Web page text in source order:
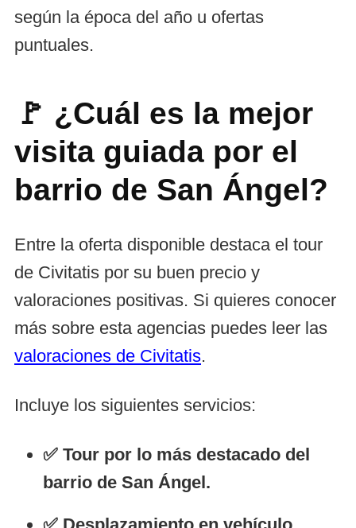
según la época del año u ofertas
puntuales.
🚩 ¿Cuál es la mejor
visita guiada por el
barrio de San Ángel?
Entre la oferta disponible destaca el tour
de Civitatis por su buen precio y
valoraciones positivas. Si quieres conocer
más sobre esta agencias puedes leer las
valoraciones de Civitatis.
Incluye los siguientes servicios:
✅ Tour por lo más destacado del
barrio de San Ángel.